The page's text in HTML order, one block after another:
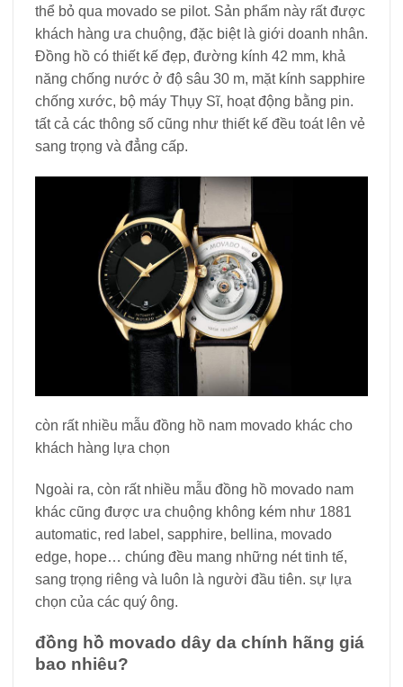
thể bỏ qua movado se pilot. Sản phẩm này rất được
khách hàng ưa chuộng, đặc biệt là giới doanh nhân.
Đồng hồ có thiết kế đẹp, đường kính 42 mm, khả
năng chống nước ở độ sâu 30 m, mặt kính sapphire
chống xước, bộ máy Thụy Sĩ, hoạt động bằng pin.
tất cả các thông số cũng như thiết kế đều toát lên vẻ
sang trọng và đẳng cấp.
còn rất nhiều mẫu đồng hồ nam movado khác cho
khách hàng lựa chọn
Ngoài ra, còn rất nhiều mẫu đồng hồ movado nam
khác cũng được ưa chuộng không kém như 1881
automatic, red label, sapphire, bellina, movado
edge, hope… chúng đều mang những nét tinh tế,
sang trọng riêng và luôn là người đầu tiên. sự lựa
chọn của các quý ông.
đồng hồ movado dây da chính hãng giá
bao nhiêu?